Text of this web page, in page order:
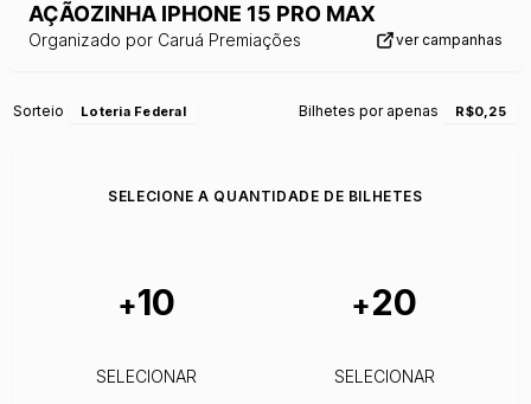
AÇÃOZINHA IPHONE 15 PRO MAX
Organizado por Caruá Premiações ver campanhas
Sorteio Loteria Federal Bilhetes por apenas R$0,25
SELECIONE A QUANTIDADE DE BILHETES
+10
SELECIONAR
+20
SELECIONAR